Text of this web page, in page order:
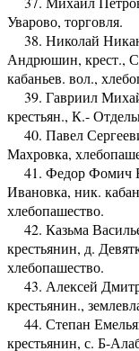
Уварово, торговля.
38. Николай
Андрюшин, крест.,
кабаньев. вол.,
39. Гавриил
крестьян., К.-
40. Павел
Махровка,
41. Федор Фомич
Ивановка, ник.
хлебопашество.
42. Казьма
крестьянин, д.
хлебопашество.
43. Алексей
крестьянин.,
44. Степан
крестьянин, с. Б-